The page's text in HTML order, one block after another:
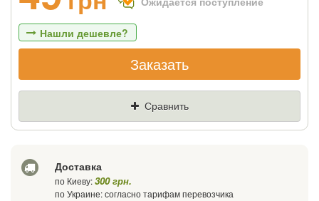
Нашли дешевле?
Если Вы найдете товар дешевле - мы
снизим цену и подарим % от разницы
Цена
Ваш телефон
Где нашли (Url ссылка)
Заказать
Сравнить
Доставка
по Киеву:300 грн.
по Украине: согласно тарифам перевозчика